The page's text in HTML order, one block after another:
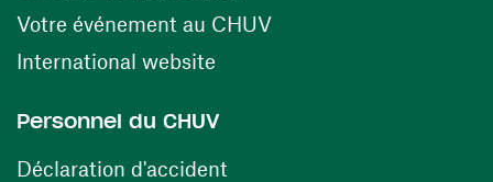
Votre événement au CHUV(opens in a new
International website
Personnel du CHUV
Déclaration d'accident